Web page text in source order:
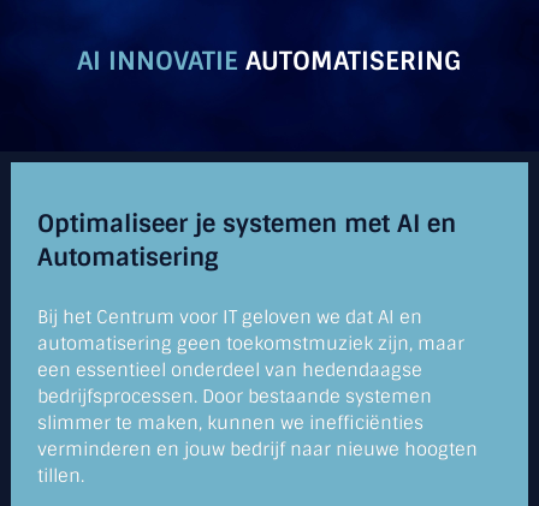
AI INNOVATIE AUTOMATISERING
Optimaliseer je systemen met AI en
Automatisering
Bij het Centrum voor IT geloven we dat AI en
automatisering geen toekomstmuziek zijn, maar
een essentieel onderdeel van hedendaagse
bedrijfsprocessen. Door bestaande systemen
slimmer te maken, kunnen we inefficiënties
verminderen en jouw bedrijf naar nieuwe hoogten
tillen.